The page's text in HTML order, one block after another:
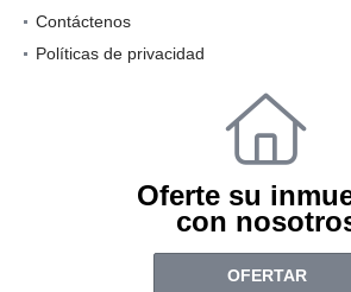
Contáctenos
Políticas de privacidad
Oferte su
con
OFERTAR